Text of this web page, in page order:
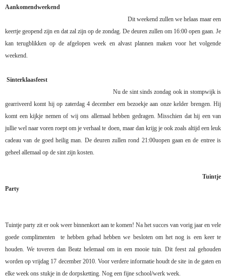
Aankomendweekend
Dit weekend zullen we helaas maar een
keertje geopend zijn en dat zal zijn op de zondag. De deuren zullen om 16:00 open gaan. Je
kan terugblikken op de afgelopen week en alvast plannen maken voor het volgende
weekend.
Sinterklaasfeest
Nu de sint sinds zondag ook in stompwijk is
gearriveerd komt hij op zaterdag 4 december een bezoekje aan onze kelder brengen. Hij
komt een kijkje nemen of wij ons allemaal hebben gedragen. Misschien dat hij een van
jullie wel naar voren roept om je verhaal te doen, maar dan krijg je ook zoals altijd een leuk
cadeau van de goed heilig man. De deuren zullen rond 21:00uopen gaan en de entree is
geheel allemaal op de sint zijn kosten.
Tuintje
Party
Tuintje party zit er ook weer binnenkort aan te komen! Na het succes van vorig jaar en vele
goede complimenten
te hebben gehad hebben we besloten om het nog is een keer te
houden. We toveren dan Beatz helemaal om in een mooie tuin. Dit feest zal gehouden
worden op vrijdag 17 december 2010. Voor verdere informatie houdt de site in de gaten en
elke week ons stukje in de dorpsketting. Nog een fijne school/werk week.